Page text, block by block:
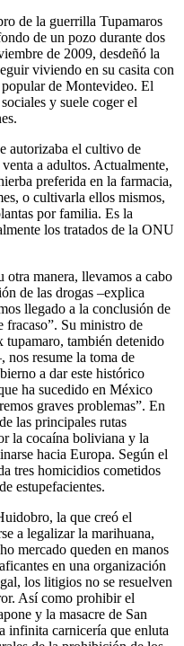
de la guerrilla Tupamaros
de un pozo durante dos
de 2009, desdeñó la
viviendo en su casita con
de Montevideo. El
y suele coger el
autorizaba el cultivo de
a adultos. Actualmente,
preferida en la farmacia,
o cultivarla ellos mismos,
por familia. Es la
los tratados de la ONU
otra manera, llevamos a cabo
de las drogas –explica
llegado a la conclusión de
fracaso”. Su ministro de
también detenido
nos resume la toma de
a dar este histórico
ha sucedido en México
graves problemas”. En
las principales rutas
la cocaína boliviana y la
hacia Europa. Según el
tres homicidios cometidos
estupefacientes.
la que creó el
a legalizar la marihuana,
mercado queden en manos
en una organización
los litigios no se resuelven
Así como prohibir el
y la masacre de San
infinita carnicería que enluta